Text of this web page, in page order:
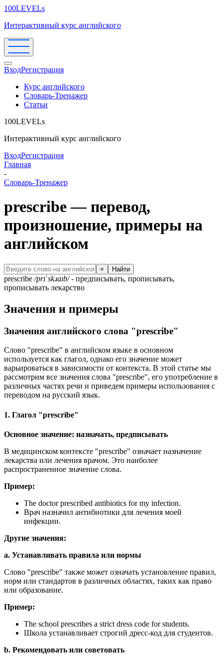
100LEVELs
Интерактивный курс английского
ВходРегистрация
Курс английского
Словарь-Тренажер
Статьи
100LEVELs
Интерактивный курс английского
ВходРегистрация
Главная
-
Словарь-Тренажер
prescribe — перевод,
произношение, примеры на
английском
× Найти
prescribe /prɪˈskɹaɪb/- предписывать, прописывать,
прописывать лекарство
Значения и примеры
Значения английского слова "prescribe"
Слово "prescribe" в английском языке в основном
используется как глагол, однако его значение может
варьироваться в зависимости от контекста. В этой статье мы
рассмотрим все значения слова "prescribe", его употребление в
различных частях речи и приведем примеры использования с
переводом на русский язык.
1. Глагол "prescribe"
Основное значение: назначать, предписывать
В медицинском контексте "prescribe" означает назначение
лекарства или лечения врачом. Это наиболее
распространенное значение слова.
Пример:
The doctor prescribed antibiotics for my infection.
Врач назначил антибиотики для лечения моей
инфекции.
Другие значения:
a. Устанавливать правила или нормы
Слово "prescribe" также может означать установление правил,
норм или стандартов в различных областях, таких как право
или образование.
Пример:
The school prescribes a strict dress code for students.
Школа устанавливает строгий дресс-код для студентов.
b. Рекомендовать или советовать